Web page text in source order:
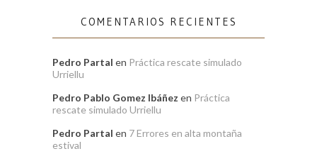
COMENTARIOS RECIENTES
Pedro Partal en Práctica rescate simulado
Urriellu
Pedro Pablo Gomez Ibáñez en Práctica
rescate simulado Urriellu
Pedro Partal en 7 Errores en alta montaña
estival